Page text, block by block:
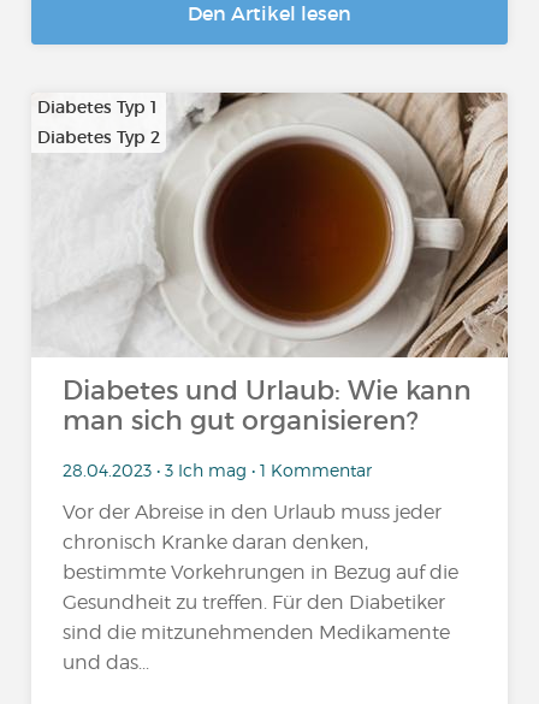
Den Artikel lesen
Diabetes Typ 1
Diabetes Typ 2
Diabetes und Urlaub: Wie kann
man sich gut organisieren?
28.04.2023 • 3 Ich mag • 1 Kommentar
Vor der Abreise in den Urlaub muss jeder
chronisch Kranke daran denken,
bestimmte Vorkehrungen in Bezug auf die
Gesundheit zu treffen. Für den Diabetiker
sind die mitzunehmenden Medikamente
und das...